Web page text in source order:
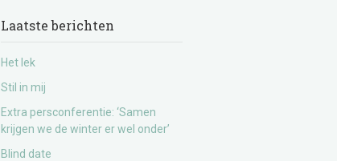
Laatste berichten
Het lek
Stil in mij
Extra persconferentie: ‘Samen
krijgen we de winter er wel onder’
Blind date